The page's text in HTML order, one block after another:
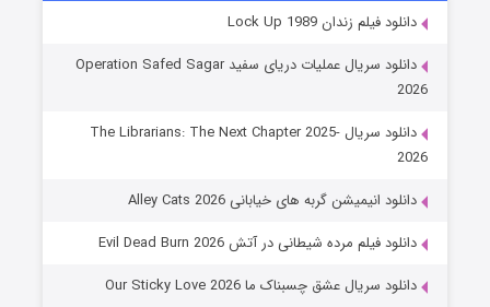
شوهر
عملیات آپارتمان
دانلود فیلم زندان Lock Up 1989
دانلود سریال عملیات دریای سفید Operation Safed Sagar
2026
دانلود سریال The Librarians: The Next Chapter 2025-
2026
دانلود انیمیشن گربه های خیابانی Alley Cats 2026
دانلود فیلم مرده شیطانی در آتش Evil Dead Burn 2026
دانلود سریال عشق چسبناک ما Our Sticky Love 2026